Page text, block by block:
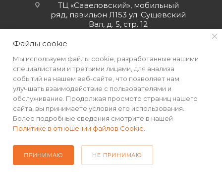
ТЦ «Савеловский», мобильный
ряд, павильон Л153 ул. Сущевский
Вал, д. 5, стр. 12
2026 © Интернет-магазин MiMall® • Не является публичной
офертой • 2026 г.
Файлы cookie
Мы используем файлы cookie, разработанные нашими
специалистами и третьими лицами, для анализа
событий на нашем веб-сайте, что позволяет нам
улучшать взаимодействие с пользователями и
обслуживание. Продолжая просмотр страниц нашего
сайта, вы принимаете условия его использования.
Более подробные сведения смотрите в нашей
Политике в отношении файлов Cookie
ПРИНИМАЮ НЕ ПРИНИМАЮ